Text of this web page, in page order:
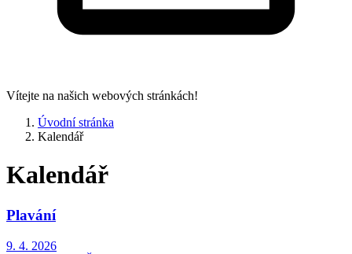
Vítejte na našich webových stránkách!
Úvodní stránka
Kalendář
Kalendář
Plavání
9. 4. 2026